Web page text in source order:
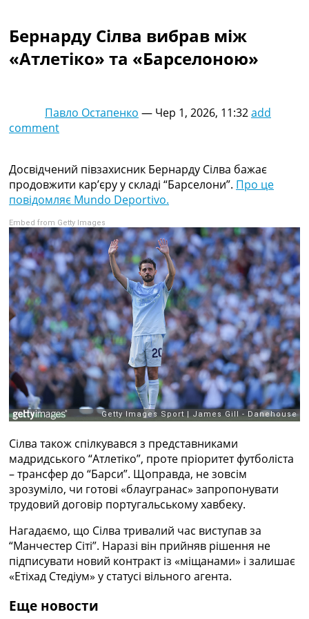
Чемпіонат Світу
Україна. Прем’єр-Ліга
Україна. Перша Ліга
Іспанія. Ла Ліга
Чемпіонат Світу. Турнирні таблиці
Таблиця УПЛ
Перша Ліга
Таблиця АПЛ
Таблиця Ла Ліги
Таблиця Ліги Чемпіонів
Всі таблиці >>>
Рейтинги
Рейтинг країн УЄФА
Рейтинг клубів УЄФА
Рейтинг ФІФА
Телепрограма
RU
UA
Categories
Новини футболу
Відео
Новини футболу України
Футбольні трансфери
Останні коментарі
Конкурс прогнозів
Логін
Рейтінги
Правила
Колективний прогноз
Турніри
Чемпіонат Світу
Бернарду Сілва вибрав між
«Атлетіко» та «Барселоною»
Павло Остапенко — Чер 1, 2026, 11:32add
comment
Досвідчений півзахисник Бернарду Сілва бажає
продовжити кар’єру у складі “Барселони”. Про це
повідомляє Mundo Deportivo.
Embed from Getty Images
Сілва також спілкувався з представниками
мадридського “Атлетіко”, проте пріоритет футболіста
– трансфер до “Барси”. Щоправда, не зовсім
зрозуміло, чи готові «блаугранас» запропонувати
трудовий договір португальському хавбеку.
Нагадаємо, що Сілва тривалий час виступав за
“Манчестер Сіті”. Наразі він прийняв рішення не
підписувати новий контракт із «міщанами» і залишає
«Етіхад Стедіум» у статусі вільного агента.
Еще новости